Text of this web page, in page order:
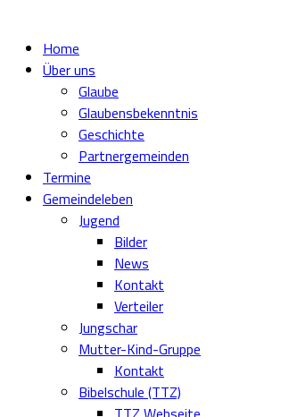
Home
Über uns
Glaube
Glaubensbekenntnis
Geschichte
Partnergemeinden
Termine
Gemeindeleben
Jugend
Bilder
News
Kontakt
Verteiler
Jungschar
Mutter-Kind-Gruppe
Kontakt
Bibelschule (TTZ)